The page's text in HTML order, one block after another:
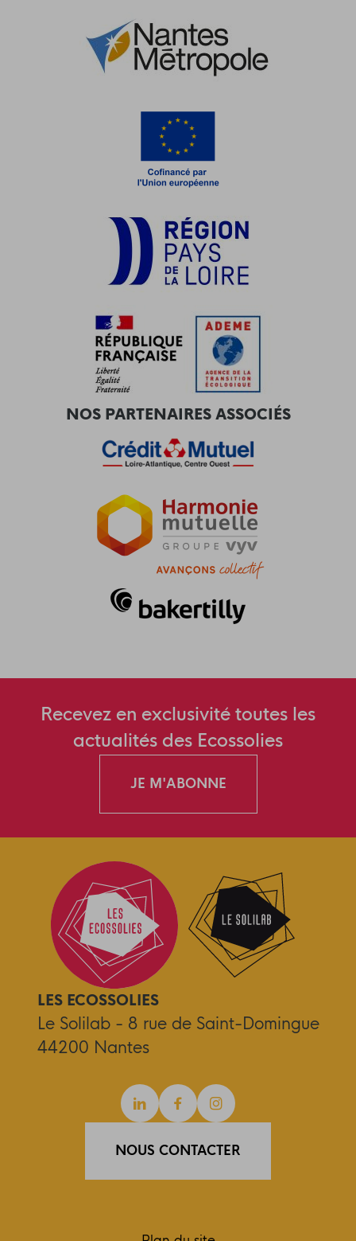
NOS PARTENAIRES ASSOCIÉS
Recevez en exclusivité toutes les
actualités des Ecossolies
JE M'ABONNE
LES ECOSSOLIES
Le Solilab - 8 rue de Saint-Domingue
44200 Nantes
LinkedinFacebookInstagram
NOUS CONTACTER